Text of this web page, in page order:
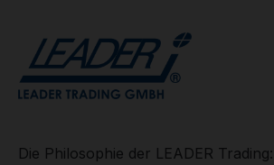
Die Philosophie der LEADER